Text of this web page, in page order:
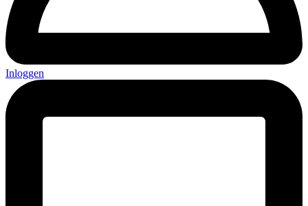
Inloggen